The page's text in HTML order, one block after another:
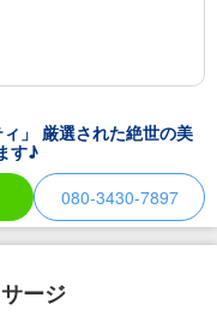
」 厳選された絶世の美
す♪
080-3430-7897
ージ